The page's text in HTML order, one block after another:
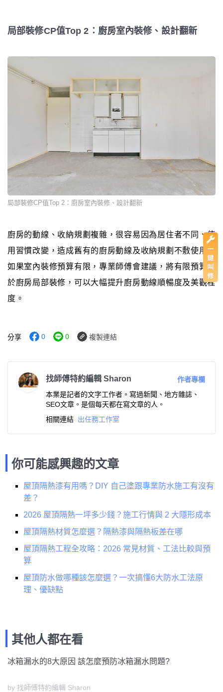
局部裝修CP值Top 2：廚房室內裝修、設計翻新
局部裝修CP值Top 2：廚房室內裝修、設計翻新
廚房的動線、收納規劃複雜，很容易因為居住者不同、使
用習慣改變，造成舊有的廚房動線及收納規劃不敷使用。
如果室內裝修預算有限，專業師傅會建議，將有限預算用
於廚房局部裝修，可以大幅提升廚房動線順暢度及美觀程
度。
分享 0 0 複製連結
找師傅特約編輯 Sharon
作者專欄
本業是記者的文字工作者。寫過新聞、地方雜誌、
SEO文章。是個每天都在寫文章的人。
相關連結 出任務工作室
你可能感興趣的文章
屋頂隔熱漆有用嗎？DIY 自己塗跟專業防水施工有沒有
差？
2026 屋頂隔熱一坪多少錢？施工行情與 2 大隱形成本
屋頂隔熱材質怎麼選？隔熱漆與隔熱板差在哪
屋頂隔熱工程全攻略：2026 常見材質、工法比較與預
算
屋頂防水做哪種該怎麼選？一次搞懂6大防水工法原
理、優缺點
其他人都在看
冰箱漏水的8大原因 該怎麼預防冰箱漏水問題?
by 找師傅特約編輯 Sharon